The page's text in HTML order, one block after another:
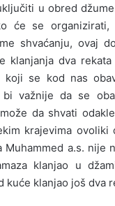
u obred
će se
shvaćanju, ovaj
klanjanja dva
koji se kod nas
važnije da se
da shvati
krajevima ovoliki
Muhammed a.s. nije
klanjao u
kuće klanjao još dva